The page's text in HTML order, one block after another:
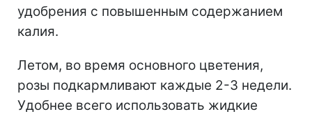
удобрения с повышенным содержанием
калия.
Летом, во время основного цветения,
розы подкармливают каждые 2-3 недели.
Удобнее всего использовать жидкие